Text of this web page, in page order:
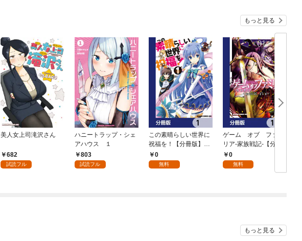
もっと見る
美人女上司滝沢さん
682
試読フル
ハニートラップ・シェ
アハウス １
803
試読フル
この素晴らしい世界に
祝福を！【分冊版】
1 0
無料
ゲーム オブ ファミ
リア-家族戦記-【分冊
版】 1
0
無料
もっと見る